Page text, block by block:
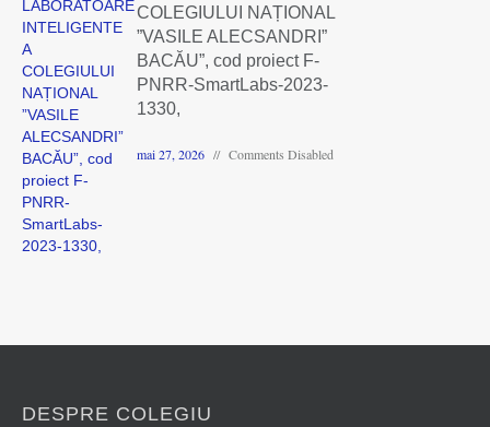
COLEGIULUI NAȚIONAL
”VASILE ALECSANDRI”
BACĂU”, cod proiect F-
PNRR-SmartLabs-2023-
1330,
mai 27, 2026 Comments Disabled
DESPRE COLEGIU